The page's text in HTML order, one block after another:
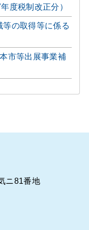
度税制改正分）
の取得等に係る
市等出展事業補
ニ81番地